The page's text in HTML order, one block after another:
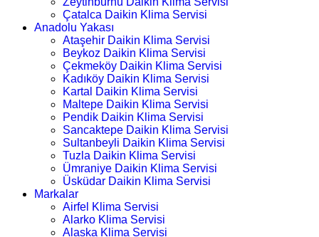
Çatalca Daikin Klima Servisi
Anadolu Yakası
Ataşehir Daikin Klima Servisi
Beykoz Daikin Klima Servisi
Çekmeköy Daikin Klima Servisi
Kadıköy Daikin Klima Servisi
Kartal Daikin Klima Servisi
Maltepe Daikin Klima Servisi
Pendik Daikin Klima Servisi
Sancaktepe Daikin Klima Servisi
Sultanbeyli Daikin Klima Servisi
Tuzla Daikin Klima Servisi
Ümraniye Daikin Klima Servisi
Üsküdar Daikin Klima Servisi
Markalar
Airfel Klima Servisi
Alarko Klima Servisi
Alaska Klima Servisi